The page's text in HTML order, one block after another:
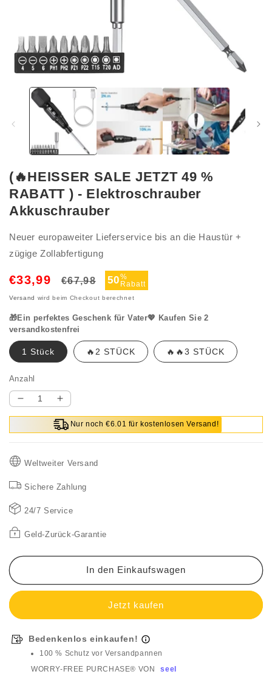
Modal
(🔥HEISSER SALE JETZT 49 %
RABATT ) - Elektroschrauber
Akkuschrauber
Neuer europaweiter Lieferservice bis an die Haustür +
zügige Zollabfertigung
€33,99
Normaler
€67,98 Verkaufspreis
50%
Rabatt
Versand wird beim Checkout berechnet
🎁Ein perfektes Geschenk für Vater💖 Kaufen Sie 2
versandkostenfrei
1 Stück 🔥2 STÜCK 🔥🔥3 STÜCK
Anzahl
Verringere
die
(🔥
HEISSER
SALE
JETZT
49
RABATT
-
Elektroschrauber
Akkuschrauber
Erhöhe
die
Menge
HEISSER
JETZT
49
RABATT
-
Elektroschrauber
Akkuschrauber
Nur noch €6.01 für kostenlosen Versand!
Weltweiter Versand
Sichere Zahlung
24/7 Service
Geld-Zurück-Garantie
In den Einkaufswagen
Bedenkenlos einkaufen!
100 % Schutz vor Versandpannen
WORRY-FREE PURCHASE® VON
seel